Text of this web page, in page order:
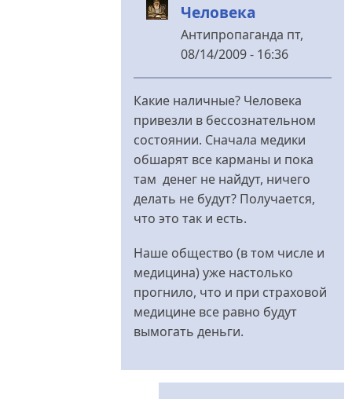
Человека
Антипропаганда пт,
08/14/2009 - 16:36
У
відповідь
возможно
Какие наличные? Человека
привезли в бессознательном
состоянии. Сначала медики
обшарят все карманы и пока
там денег не найдут, ничего
делать не будут? Получается,
что это так и есть.
Наше общество (в том числе и
медицина) уже настолько
прогнило, что и при страховой
медицине все равно будут
вымогать деньги.